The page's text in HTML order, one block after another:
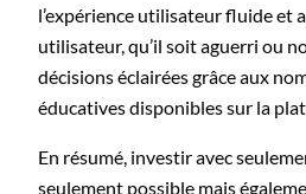
l’expérience utilisateur fluide et
utilisateur, qu’il soit aguerri ou
décisions éclairées grâce aux
éducatives disponibles sur la
En résumé, investir avec
seulement possible mais